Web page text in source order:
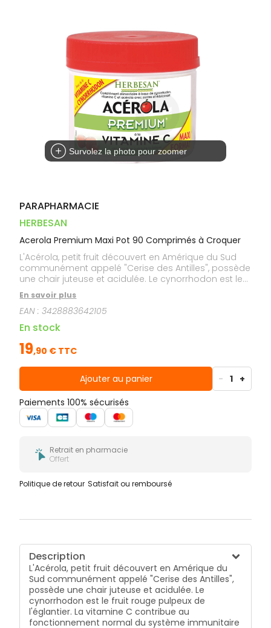
Homme
Visage
Survolez la photo pour zoomer
PARAPHARMACIE
HERBESAN
Acerola Premium Maxi Pot 90 Comprimés à Croquer
L'Acérola, petit fruit découvert en Amérique du Sud
communément appelé "Cerise des Antilles", possède
une chair juteuse et acidulée. Le cynorrhodon est le
fruit rouge pulpeux de l'églantier. La vitamine C
contribue au fonctionnement normal du système
immunitaire et contribue à réduire la fatigue.
En savoir plus
EAN :3428883642105
En stock
19,90 € TTC
Ajouter au panier - 1 +
Paiements 100% sécurisés
Retrait en pharmacie
Offert
Politique de retour Satisfait ou remboursé
Description
L'Acérola, petit fruit découvert en Amérique du
Sud communément appelé "Cerise des Antilles",
possède une chair juteuse et acidulée. Le
cynorrhodon est le fruit rouge pulpeux de
l'églantier. La vitamine C contribue au
fonctionnement normal du système immunitaire